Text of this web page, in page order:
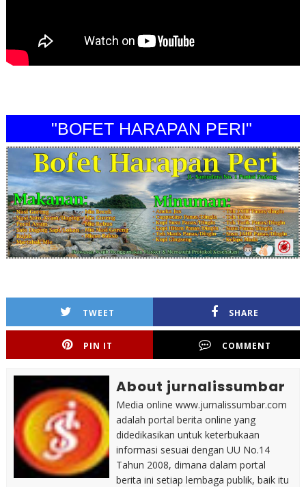
"BOFET HARAPAN PERI"
TWEET SHARE
PIN IT COMMENT
About jurnalissumbar
Media online www.jurnalissumbar.com
adalah portal berita online yang
didedikasikan untuk keterbukaan
informasi sesuai dengan UU No.14
Tahun 2008, dimana dalam portal
berita ini setiap lembaga publik, baik itu